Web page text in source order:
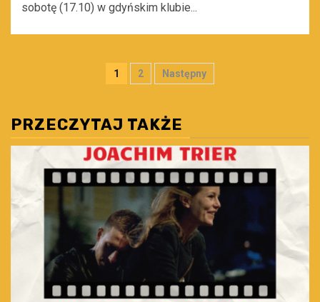
sobotę (17.10) w gdyńskim klubie...
Stronicowanie
1 2 Następny
PRZECZYTAJ TAKŻE